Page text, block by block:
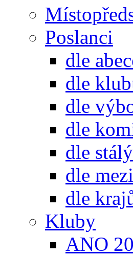
Poslanci
dle
dle
dle
dle
dle
dle
dle
Kluby
ANO